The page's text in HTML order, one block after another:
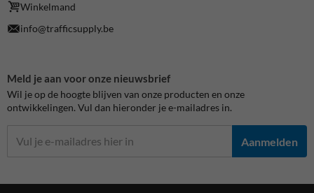
Winkelmand
info@trafficsupply.be
Meld je aan voor onze nieuwsbrief
Wil je op de hoogte blijven van onze producten en onze
ontwikkelingen. Vul dan hieronder je e-mailadres in.
Aanmelden